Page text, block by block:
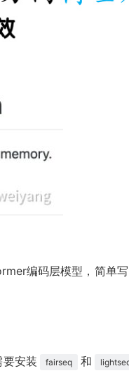
编码层模型，简单
要安装 fairseq 和